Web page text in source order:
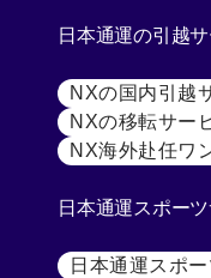
日本通運の引越
NXの国内引越
NXの移転サー
NX海外赴任ワ
日本通運スポーツ
日本通運スポ